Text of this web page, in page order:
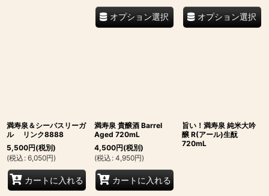
オプション選択 オプション選択
満寿泉＆シーバスリーガ
ル リンク8888
5,500円(税別)
(税込 : 6,050円)
カートに入れる
満寿泉 貴醸酒 Barrel
Aged 720mL
4,500円(税別)
(税込 : 4,950円)
カートに入れる
旨い！満寿泉 純米大吟
醸 R(アール)生酛
720mL